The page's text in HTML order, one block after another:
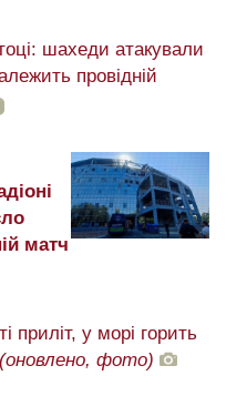
шахеди атакували
провідній
матч
приліт, у морі горить
(оновлено, фото)